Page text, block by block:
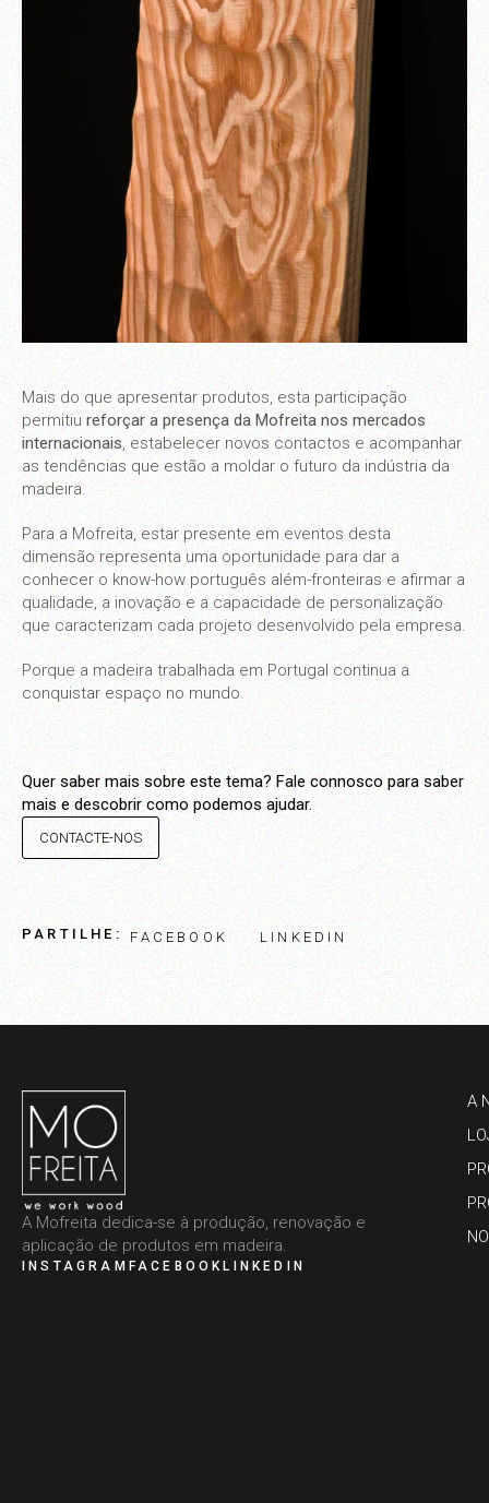
Mais do que apresentar produtos, esta participação
permitiu reforçar a presença da Mofreita nos mercados
internacionais, estabelecer novos contactos e acompanhar
as tendências que estão a moldar o futuro da indústria da
madeira.
Para a Mofreita, estar presente em eventos desta
dimensão representa uma oportunidade para dar a
conhecer o know-how português além-fronteiras e afirmar a
qualidade, a inovação e a capacidade de personalização
que caracterizam cada projeto desenvolvido pela empresa.
Porque a madeira trabalhada em Portugal continua a
conquistar espaço no mundo.
Quer saber mais sobre este tema? Fale connosco para saber
mais e descobrir como podemos ajudar.
CONTACTE-NOS
PARTILHE: FACEBOOK LINKEDIN
A Mofreita dedica-se à produção, renovação e
aplicação de produtos em madeira.
INSTAGRAM FACEBOOK LINKEDIN
A